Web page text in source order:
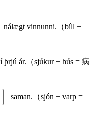
nálægt vinnunni.（bíll +
í þrjú ár.（sjúkur + hús = 病
saman.（sjón + varp =